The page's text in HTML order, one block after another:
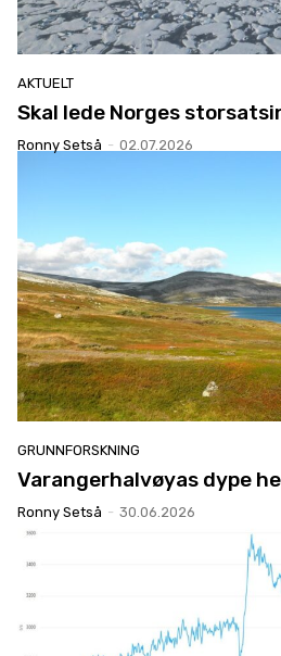
AKTUELT
Skal lede Norges
Ronny Setså - 02.07.2026
GRUNNFORSKNING
Varangerhalvøyas dype
Ronny Setså - 30.06.2026